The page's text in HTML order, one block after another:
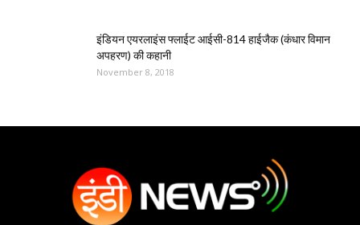
इंडियन एयरलाइंस फ्लाईट आईसी-814 हाईजैक (कंधार विमान
अपहरण) की कहानी
November 8, 2018